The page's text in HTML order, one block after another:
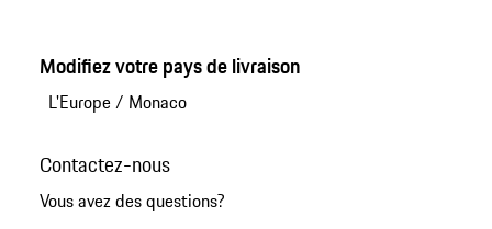
Modifiez votre pays de livraison
L'Europe/ Monaco
Contactez-nous
Vous avez des questions?